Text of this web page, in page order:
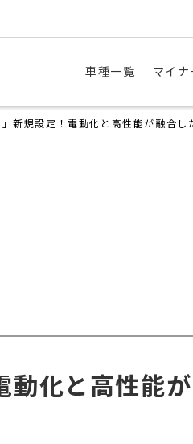
車種一覧 マイ
新規設定！電動化と高性能が融合し
動化と高性能が